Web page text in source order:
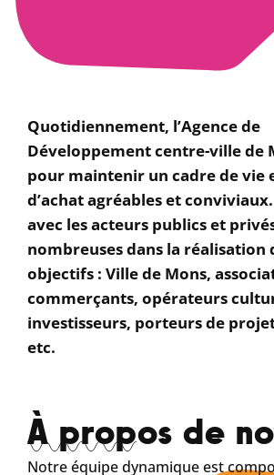
Quotidiennement, l’Agence de
Développement centre-ville de
pour maintenir un cadre de vie
d’achat agréables et
avec les acteurs publics et
nombreuses dans la réalisation
objectifs : Ville de Mons,
commerçants, opérateurs
investisseurs, porteurs de
etc.
À propos de
Notre équipe dynamique est